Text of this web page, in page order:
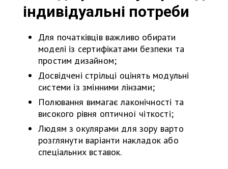
індивідуальні потреби
Для початківців важливо обирати
моделі із сертифікатами безпеки та
простим дизайном;
Досвідчені стрільці оцінять модульні
системи із змінними лінзами;
Полювання вимагає лаконічності та
високого рівня оптичної чіткості;
Людям з окулярами для зору варто
розглянути варіанти накладок або
спеціальних вставок.